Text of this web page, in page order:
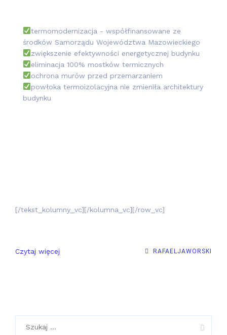
termomodernizacja - współfinansowane ze
środków Samorządu Województwa Mazowieckiego
zwiększenie efektywności energetycznej budynku
eliminacja 100% mostków termicznych
ochrona murów przed przemarzaniem
powłoka termoizolacyjna nie zmieniła architektury
budynku
[/tekst_kolumny_vc][/kolumna_vc][/row_vc]
Czytaj więcej RAFAELJAWORSKI